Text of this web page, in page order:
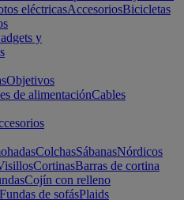
eléctricasAccesoriosBicicletas
y
Objetivos
de alimentaciónCables
ColchasSábanasNórdicos
CortinasBarras de cortina
Cojín con relleno
Fundas de sofásPlaids